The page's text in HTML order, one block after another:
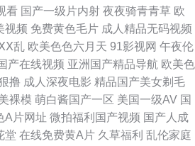
影片网站推荐 欧日韩美精品四区 日韩精品第
福利免费 91麻豆传媒网站大全 91视频新入口
婷 日韩精品成人 久久爱AV 激情猫色网 91香
欧美日韩另类亚洲色网 日韩久久精品 男人天
看 国产一级片内射 夜夜骑青青草 欧
视频 免费黄色毛片 成人精品无码视频
乱 欧美色色六月天 91影视网 午夜伦
产在线视频 亚洲国产精品导航 欧美色
撸 成人深夜电影 精品国产美女剃毛
裸模 萌白酱国产一区 美国一级AV 国
A片网址 微拍福利国产视频 国产人成
堂 在线免费黄A片 久草福利 乱伦家庭